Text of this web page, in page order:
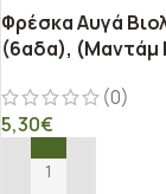
Φρέσκα Αυγά
(6αδα), (Μαντάμ
(0)
5,30€
ΠΡΟΣΘΉΚΗ ΣΤΟ